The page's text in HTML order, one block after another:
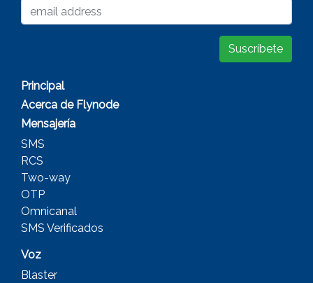
Principal
Acerca de Flynode
Mensajería
SMS
RCS
Two-way
OTP
Omnicanal
SMS Verificados
Voz
Blaster